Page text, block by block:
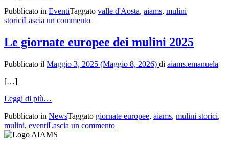
culture
qui
et
retourne
Pubblicato in EventiTaggato valle d'Aosta, aiams, mulini
storiciLascia un commentosu
qui
et
Le giornate europee dei mulini 2025
Pubblicato il Maggio 3, 2025 (Maggio 8, 2026) di aiams.emanuela
[…]
Leggi di più…
giornate
europee
dei
Pubblicato in NewsTaggato giornate europee, aiams, mulini storici,
mulini, eventiLascia un commentosu